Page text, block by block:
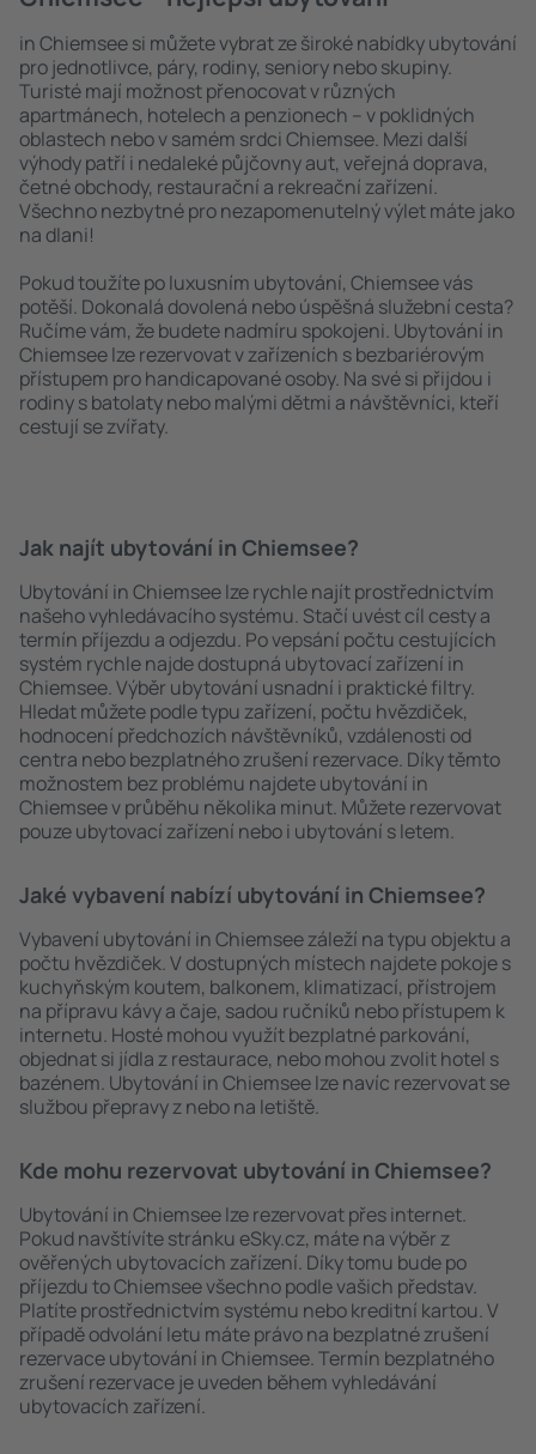
in Chiemsee si můžete vybrat ze široké nabídky ubytování
pro jednotlivce, páry, rodiny, seniory nebo skupiny.
Turisté mají možnost přenocovat v různých
apartmánech, hotelech a penzionech – v poklidných
oblastech nebo v samém srdci Chiemsee. Mezi další
výhody patří i nedaleké půjčovny aut, veřejná doprava,
četné obchody, restaurační a rekreační zařízení.
Všechno nezbytné pro nezapomenutelný výlet máte jako
na dlani!
Pokud toužíte po luxusním ubytování, Chiemsee vás
potěší. Dokonalá dovolená nebo úspěšná služební cesta?
Ručíme vám, že budete nadmíru spokojeni. Ubytování in
Chiemsee lze rezervovat v zařízeních s bezbariérovým
přístupem pro handicapované osoby. Na své si přijdou i
rodiny s batolaty nebo malými dětmi a návštěvníci, kteří
cestují se zvířaty.
Jak najít ubytování in Chiemsee?
Ubytování in Chiemsee lze rychle najít prostřednictvím
našeho vyhledávacího systému. Stačí uvést cíl cesty a
termín příjezdu a odjezdu. Po vepsání počtu cestujících
systém rychle najde dostupná ubytovací zařízení in
Chiemsee. Výběr ubytování usnadní i praktické filtry.
Hledat můžete podle typu zařízení, počtu hvězdiček,
hodnocení předchozích návštěvníků, vzdálenosti od
centra nebo bezplatného zrušení rezervace. Díky těmto
možnostem bez problému najdete ubytování in
Chiemsee v průběhu několika minut. Můžete rezervovat
pouze ubytovací zařízení nebo i ubytování s letem.
Jaké vybavení nabízí ubytování in Chiemsee?
Vybavení ubytování in Chiemsee záleží na typu objektu a
počtu hvězdiček. V dostupných místech najdete pokoje s
kuchyňským koutem, balkonem, klimatizací, přístrojem
na přípravu kávy a čaje, sadou ručníků nebo přístupem k
internetu. Hosté mohou využít bezplatné parkování,
objednat si jídla z restaurace, nebo mohou zvolit hotel s
bazénem. Ubytování in Chiemsee lze navíc rezervovat se
službou přepravy z nebo na letiště.
Kde mohu rezervovat ubytování in Chiemsee?
Ubytování in Chiemsee lze rezervovat přes internet.
Pokud navštívíte stránku eSky.cz, máte na výběr z
ověřených ubytovacích zařízení. Díky tomu bude po
příjezdu to Chiemsee všechno podle vašich představ.
Platíte prostřednictvím systému nebo kreditní kartou. V
případě odvolání letu máte právo na bezplatné zrušení
rezervace ubytování in Chiemsee. Termín bezplatného
zrušení rezervace je uveden během vyhledávání
ubytovacích zařízení.